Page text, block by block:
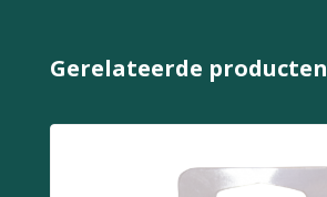
Gerelateerde producten